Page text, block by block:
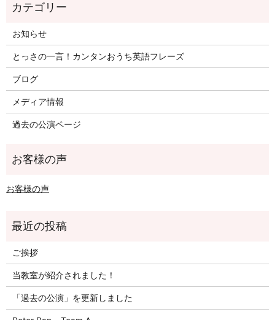
お知らせ
とっさの一言！カンタンおうち英語フレーズ
ブログ
メディア情報
過去の公演ページ
お客様の声
ご挨拶
当教室が紹介されました！
「過去の公演」を更新しました